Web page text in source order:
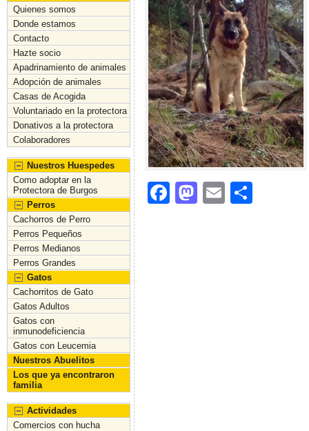
Quienes somos
Donde estamos
Contacto
Hazte socio
Apadrinamiento de animales
Adopción de animales
Casas de Acogida
Voluntariado en la protectora
Donativos a la protectora
Colaboradores
Nuestros Huespedes
Como adoptar en la
Protectora de Burgos
Perros
Cachorros de Perro
Perros Pequeños
Perros Medianos
Perros Grandes
Gatos
Cachorritos de Gato
Gatos Adultos
Gatos con
inmunodeficiencia
Gatos con Leucemia
Nuestros Abuelitos
Los que ya encontraron
familia
Actividades
Comercios con hucha
F
M
E